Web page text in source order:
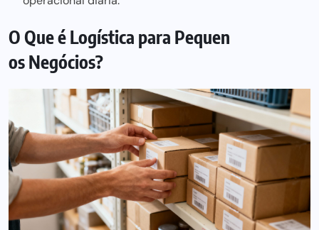
O Que é Logística para Pequen
os Negócios?